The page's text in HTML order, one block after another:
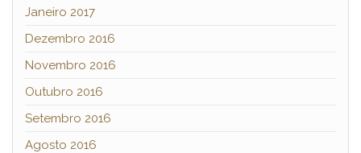
Janeiro 2017
Dezembro 2016
Novembro 2016
Outubro 2016
Setembro 2016
Agosto 2016